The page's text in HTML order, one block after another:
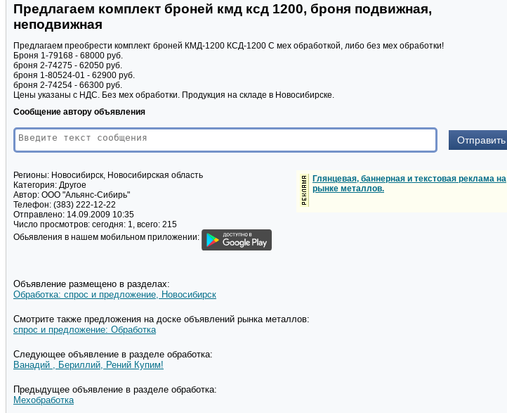
Предлагаем комплект броней кмд ксд 1200, броня подвижная,
неподвижная
Предлагаем преобрести комплект броней КМД-1200 КСД-1200 С мех обработкой, либо без мех обработки!
Броня 1-79168 - 68000 руб.
броня 2-74275 - 62050 руб.
броня 1-80524-01 - 62900 руб.
броня 2-74254 - 66300 руб.
Цены указаны с НДС. Без мех обработки. Продукция на складе в Новосибирске.
Сообщение автору объявления
Регионы: Новосибирск, Новосибирская область
Категория: Другое
Автор: ООО "Альянс-Сибирь"
Телефон: (383) 222-12-22
Отправлено: 14.09.2009 10:35
Число просмотров: сегодня: 1, всего: 215
Обьявления в нашем мобильном приложении:
Глянцевая, баннерная и текстовая реклама на
рынке металлов.
Объявление размещено в разделах:
Обработка: спрос и предложение, Новосибирск
Смотрите также предложения на доске объявлений рынка металлов:
спрос и предложение: Обработка
Следующее объявление в разделе обработка:
Ванадий , Бериллий, Рений Купим!
Предыдущее объявление в разделе обработка:
Мехобработка